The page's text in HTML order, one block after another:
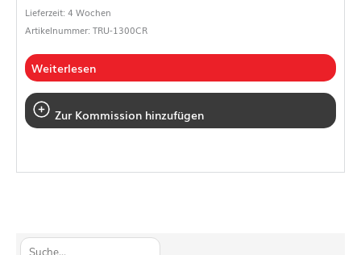
S
Lieferzeit: 4 Wochen
Artikelnummer: TRU-1300CR
Weiterlesen
Zur Kommission hinzufügen